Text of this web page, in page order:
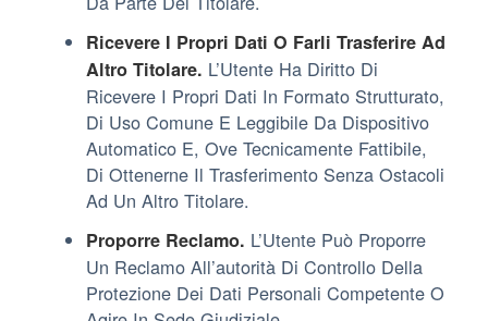
Ricevere I Propri Dati O Farli Trasferire Ad
Altro Titolare. L’Utente Ha Diritto Di
Ricevere I Propri Dati In Formato Strutturato,
Di Uso Comune E Leggibile Da Dispositivo
Automatico E, Ove Tecnicamente Fattibile,
Di Ottenerne Il Trasferimento Senza Ostacoli
Ad Un Altro Titolare.
Proporre Reclamo. L’Utente Può Proporre
Un Reclamo All’autorità Di Controllo Della
Protezione Dei Dati Personali Competente O